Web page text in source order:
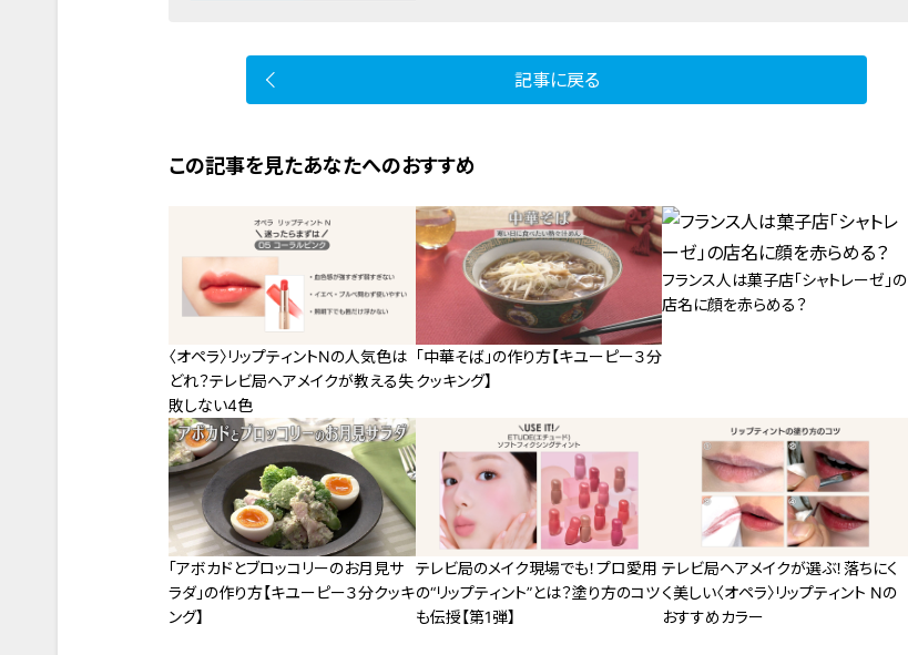
記事に戻る
この記事を見たあなたへのおすすめ
〈オペラ〉リップティントNの人気色は
どれ？テレビ局ヘアメイクが教える失
敗しない4色
「中華そば」の作り方【キユーピー３分
クッキング】
フランス人は菓子店「シャトレーゼ」の
店名に顔を赤らめる？
「アボカドとブロッコリーのお月見サ
ラダ」の作り方【キユーピー３分クッキ
ング】
テレビ局のメイク現場でも！プロ愛用
の“リップティント”とは？塗り方のコツ
も伝授【第1弾】
テレビ局ヘアメイクが選ぶ！落ちにく
く美しい〈オペラ〉リップティント Nの
おすすめカラー